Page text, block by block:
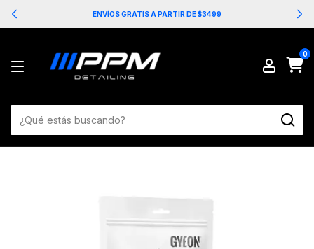
ENVÍOS GRATIS A PARTIR DE $3499
0